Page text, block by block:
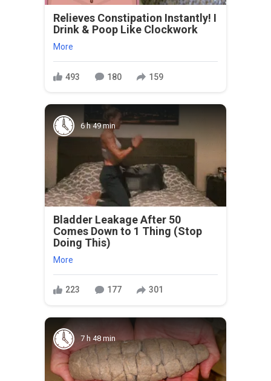
Relieves Constipation Instantly! I
Drink & Poop Like Clockwork
More
493 180 159
6 h 49 min
Bladder Leakage After 50
Comes Down to 1 Thing (Stop
Doing This)
More
223 177 301
7 h 48 min